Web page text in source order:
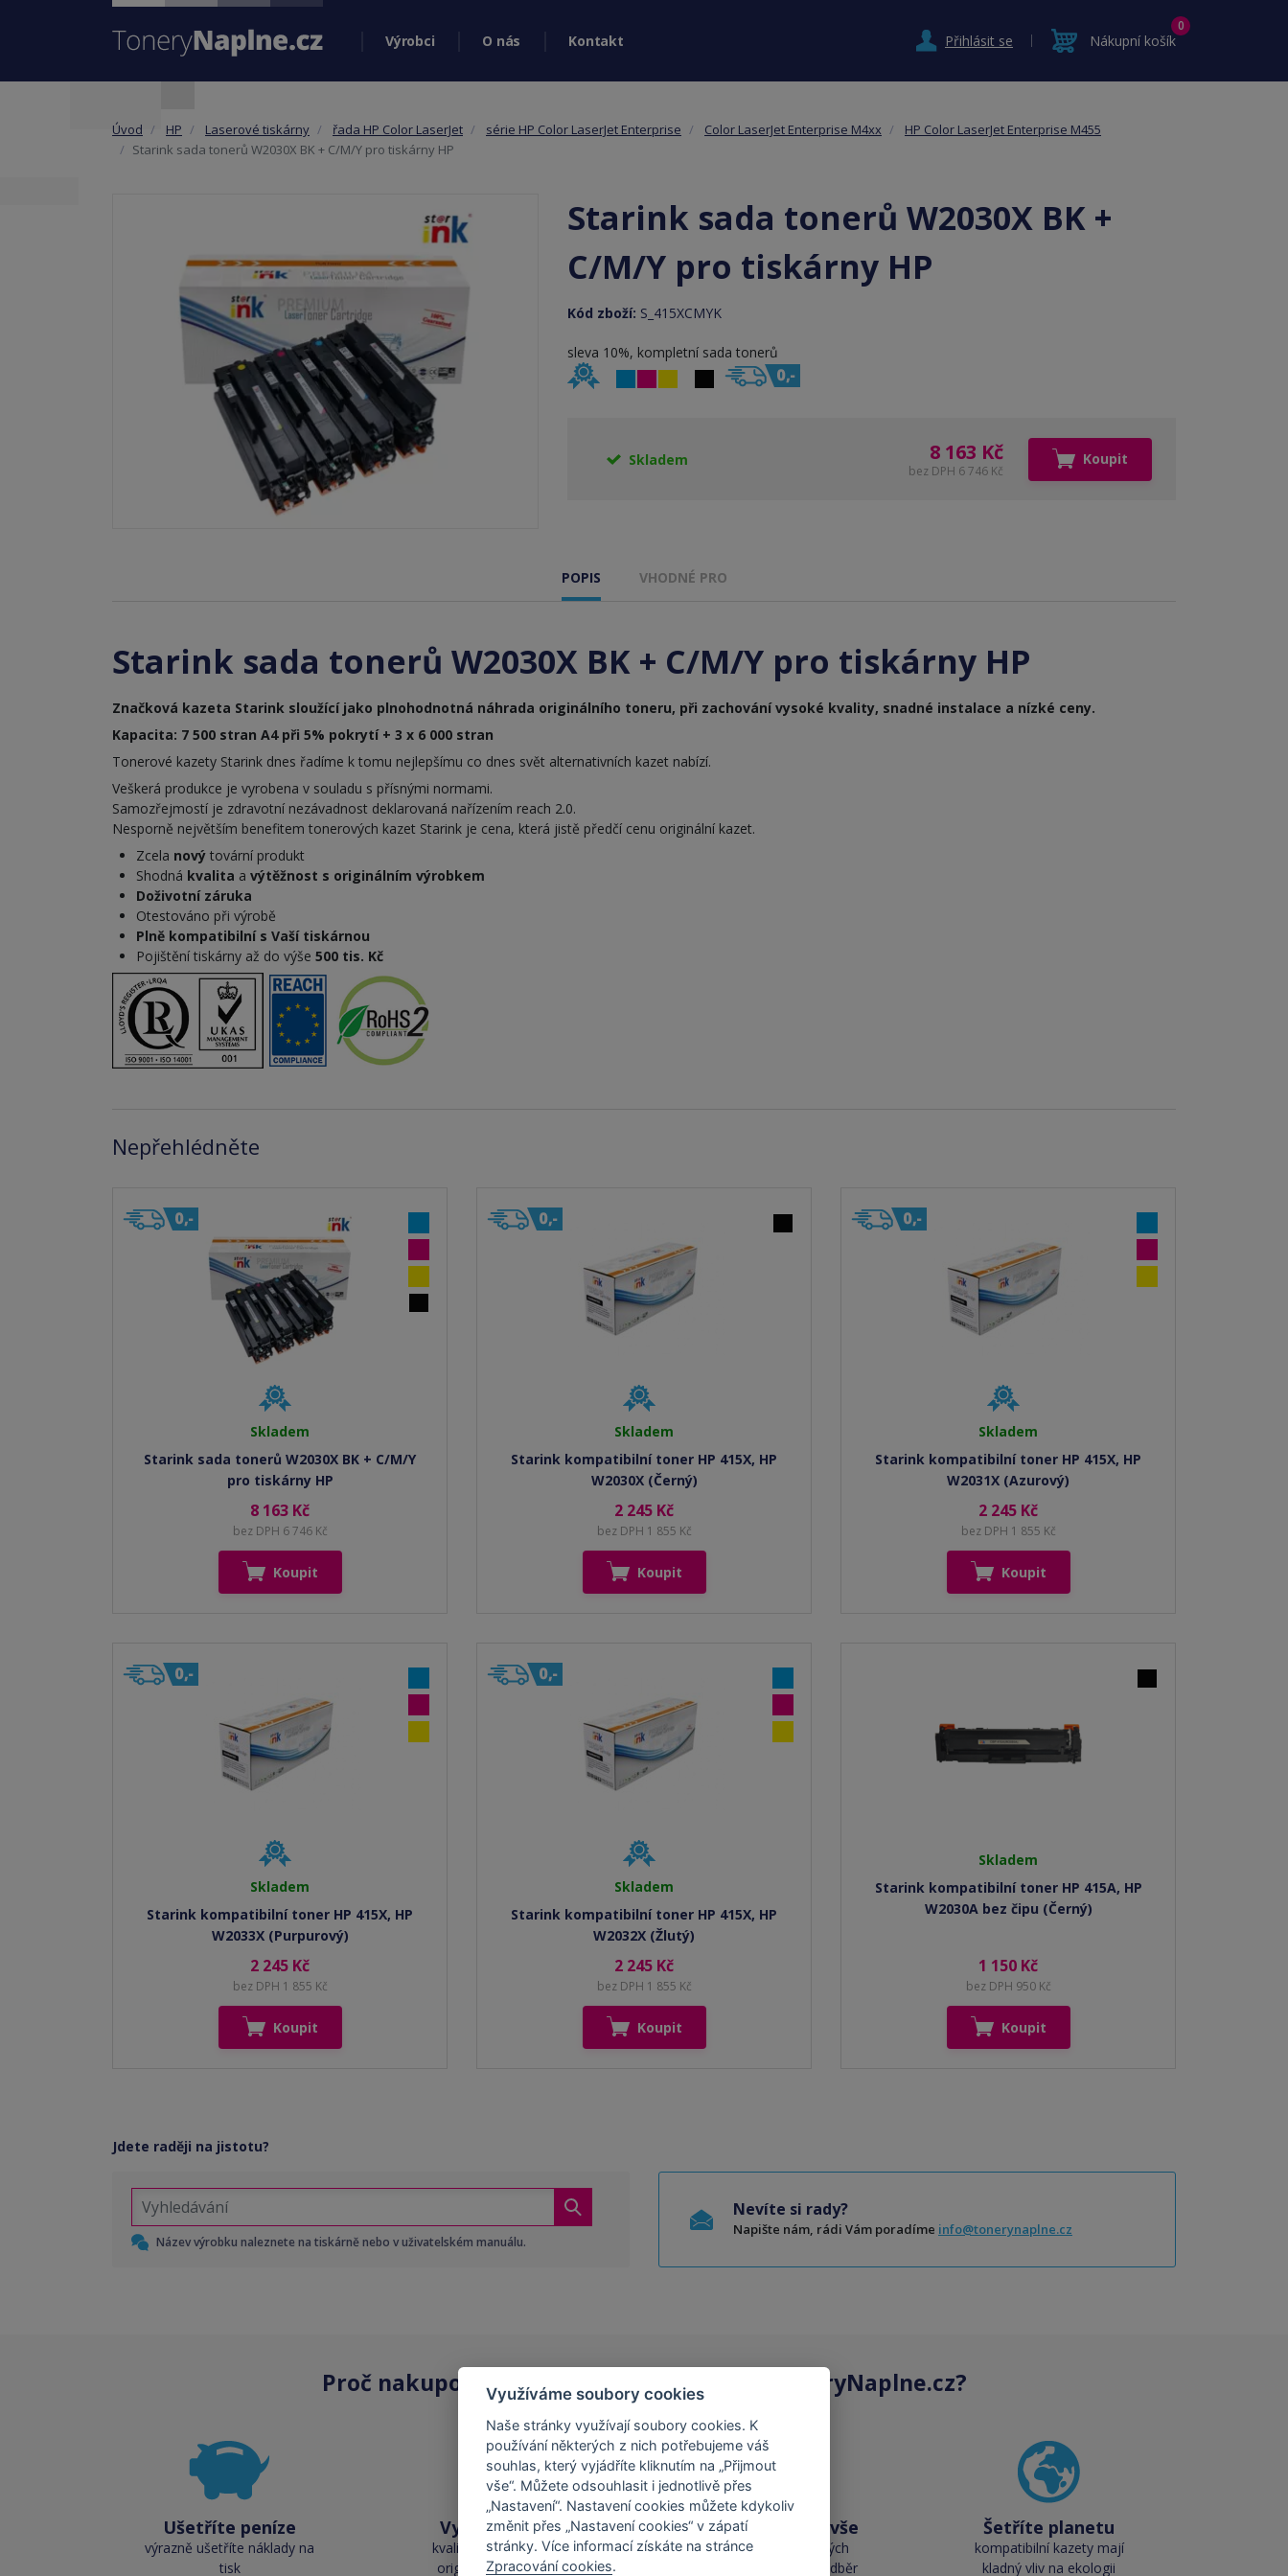
Výrobci O nás Kontakt Přihlásit se Nákupní košík
0
Úvod HP Laserové tiskárny řada HP Color LaserJet série HP Color LaserJet Enterprise Color LaserJet Enterprise M4xx
HP Color LaserJet Enterprise M455
Starink sada tonerů W2030X BK + C/M/Y pro tiskárny HP
Starink sada tonerů W2030X BK +
C/M/Y pro tiskárny HP
Kód zboží: S_415XCMYK
sleva 10%, kompletní sada tonerů
Skladem 8 163 Kč
bez DPH 6 746 Kč
Koupit
POPIS VHODNÉ PRO
Starink sada tonerů W2030X BK + C/M/Y pro tiskárny HP
Značková kazeta Starink sloužící jako plnohodnotná náhrada originálního toneru, při zachování vysoké kvality, snadné instalace a nízké ceny.
Kapacita: 7 500 stran A4 při 5% pokrytí + 3 x 6 000 stran
Tonerové kazety Starink dnes řadíme k tomu nejlepšímu co dnes svět alternativních kazet nabízí.
Veškerá produkce je vyrobena v souladu s přísnými normami.
Samozřejmostí je zdravotní nezávadnost deklarovaná nařízením reach 2.0.
Nesporně největším benefitem tonerových kazet Starink je cena, která jistě předčí cenu originální kazet.
Zcela nový tovární produkt
Shodná kvalita a výtěžnost s originálním výrobkem
Doživotní záruka
Otestováno při výrobě
Plně kompatibilní s Vaší tiskárnou
Pojištění tiskárny až do výše 500 tis. Kč
Nepřehlédněte
Skladem
Starink sada tonerů W2030X BK + C/M/Y
pro tiskárny HP
8 163 Kč
bez DPH 6 746 Kč
Koupit
Skladem
Starink kompatibilní toner HP 415X, HP
W2030X (Černý)
2 245 Kč
bez DPH 1 855 Kč
Koupit
Skladem
Starink kompatibilní toner HP 415X, HP
W2031X (Azurový)
2 245 Kč
bez DPH 1 855 Kč
Koupit
Skladem
Starink kompatibilní toner HP 415X, HP
W2033X (Purpurový)
2 245 Kč
bez DPH 1 855 Kč
Koupit
Skladem
Starink kompatibilní toner HP 415X, HP
W2032X (Žlutý)
2 245 Kč
bez DPH 1 855 Kč
Koupit
Skladem
Starink kompatibilní toner HP 415A, HP
W2030A bez čipu (Černý)
1 150 Kč
bez DPH 950 Kč
Koupit
Jdete raději na jistotu?
Název výrobku naleznete na tiskárně nebo v uživatelském manuálu.
Nevíte si rady?
Napište nám, rádi Vám poradíme info@tonerynaplne.cz
Proč nakupovatkompatibilní kazety na ToneryNaplne.cz?
Ušetříte peníze
výrazně ušetříte náklady na
tisk
Vysoká kvalita
kvalita je srovnatelná s
originálními náplněmi
Skladem téměř vše
přes 50 000 skladových
zásob pro okamžitý odběr
Šetříte planetu
kompatibilní kazety mají
kladný vliv na ekologii
Využíváme soubory cookies
Naše stránky využívají soubory cookies. K
používání některých z nich potřebujeme váš
souhlas, který vyjádříte kliknutím na „Přijmout
vše“. Můžete odsouhlasit i jednotlivě přes
„Nastavení“. Nastavení cookies můžete kdykoliv
změnit přes „Nastavení cookies“ v zápatí
stránky. Více informací získáte na stránce
Zpracování cookies.